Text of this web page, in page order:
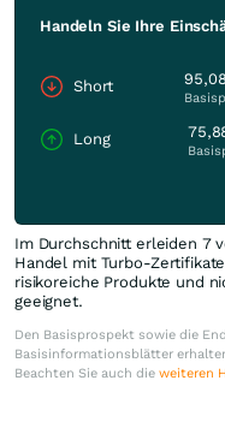
Handeln Sie Ihre
Short
Long
Im Durchschnitt erleiden 7
Handel mit Turbo-
risikoreiche Produkte und
geeignet.
Den Basisprospekt sowie die
Basisinformationsblätter
Beachten Sie auch die weiteren